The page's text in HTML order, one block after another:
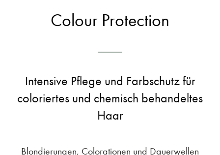
Colour Protection
Intensive Pflege und Farbschutz für
coloriertes und chemisch behandeltes
Haar
Blondierungen, Colorationen und Dauerwellen